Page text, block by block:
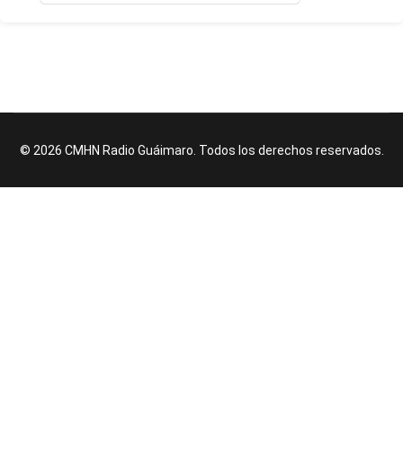
© 2026 CMHN Radio Guáimaro. Todos los derechos reservados.